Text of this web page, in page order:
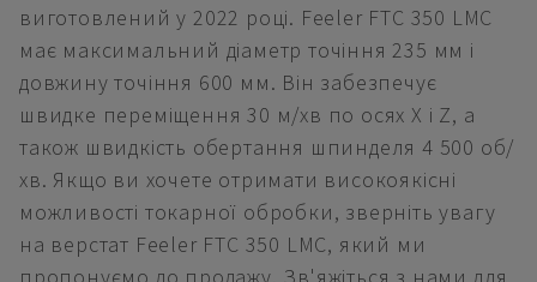
виготовлений у 2022 році. Feeler FTC 350 LMC
має максимальний діаметр точіння 235 мм і
довжину точіння 600 мм. Він забезпечує
швидке переміщення 30 м/хв по осях X і Z, а
також швидкість обертання шпинделя 4 500 об/
хв. Якщо ви хочете отримати високоякісні
можливості токарної обробки, зверніть увагу
на верстат Feeler FTC 350 LMC, який ми